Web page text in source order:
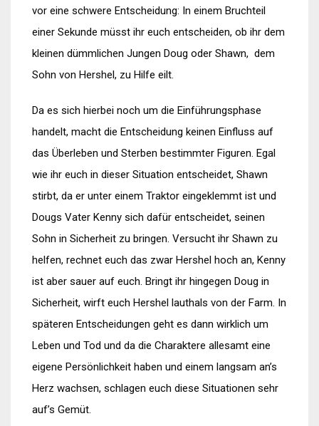
vor eine schwere Entscheidung: In einem Bruchteil
einer Sekunde müsst ihr euch entscheiden, ob ihr dem
kleinen dümmlichen Jungen Doug oder Shawn, dem
Sohn von Hershel, zu Hilfe eilt.
Da es sich hierbei noch um die Einführungsphase
handelt, macht die Entscheidung keinen Einfluss auf
das Überleben und Sterben bestimmter Figuren. Egal
wie ihr euch in dieser Situation entscheidet, Shawn
stirbt, da er unter einem Traktor eingeklemmt ist und
Dougs Vater Kenny sich dafür entscheidet, seinen
Sohn in Sicherheit zu bringen. Versucht ihr Shawn zu
helfen, rechnet euch das zwar Hershel hoch an, Kenny
ist aber sauer auf euch. Bringt ihr hingegen Doug in
Sicherheit, wirft euch Hershel lauthals von der Farm. In
späteren Entscheidungen geht es dann wirklich um
Leben und Tod und da die Charaktere allesamt eine
eigene Persönlichkeit haben und einem langsam an’s
Herz wachsen, schlagen euch diese Situationen sehr
auf’s Gemüt.